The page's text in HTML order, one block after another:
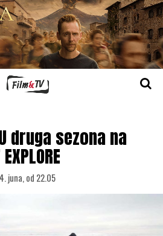
druga sezona na
juna, od 22.05